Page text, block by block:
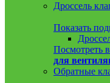
Дроссель
Показать
Посмотреть
для
Обратные